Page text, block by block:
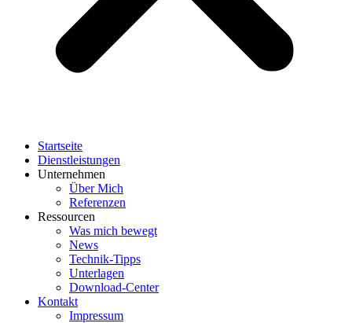
Startseite
Dienstleistungen
Unternehmen
Über Mich
Referenzen
Ressourcen
Was mich bewegt
News
Technik-Tipps
Unterlagen
Download-Center
Kontakt
Impressum